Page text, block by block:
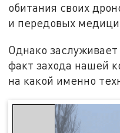
обитания своих
и передовых
Однако
факт захода нашей
на какой именно